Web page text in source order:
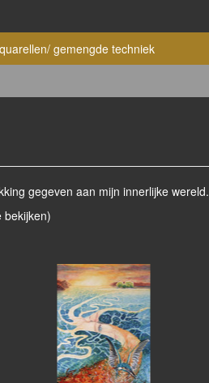
gemengde techniek
gegeven aan mijn innerlijke wereld.
bekijken)